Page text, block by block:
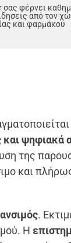
φέρνει
από τον
και φαρμάκου
ψηφιακά
της
και
.
Η